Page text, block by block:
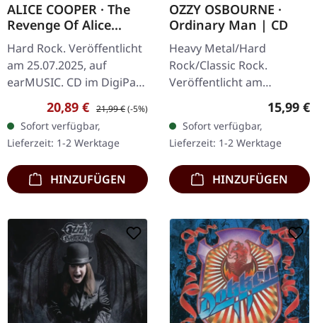
ALICE COOPER · The
Revenge Of Alice
Cooper | DIGIPAK CD
Hard Rock. Veröffentlicht
am 25.07.2025, auf
earMUSIC. CD im DigiPak
mit 16-seitigem Booklet.
Der Meister des
theatralischen Shock
Rock kehrt mit…
Verkaufspreis:
20,89 € Regulärer Preis:
21,99 €(-5%)
Sofort verfügbar,
Lieferzeit: 1-2 Werktage
HINZUFÜGEN
OZZY OSBOURNE ·
Ordinary Man | CD
Heavy Metal/Hard
Rock/Classic Rock.
Veröffentlicht am
21.02.2020, auf Sony
Music. CD im Jewelcase.
Nach Jahrzehnten des
Heavy Metal Chaos
liefert…
15,99 €
Sofort verfügbar,
Lieferzeit: 1-2 Werktage
HINZUFÜGEN